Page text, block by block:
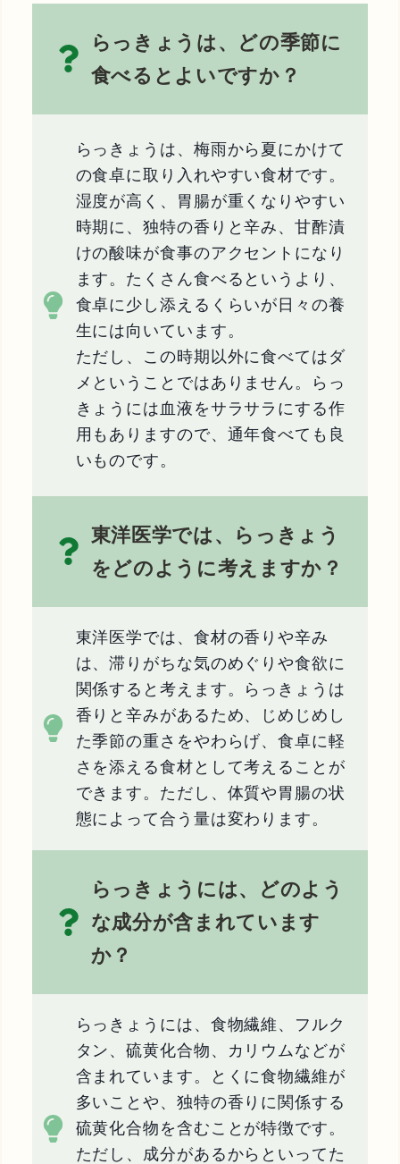
らっきょうは、どの季節に
食べるとよいですか？
らっきょうは、梅雨から夏にかけて
の食卓に取り入れやすい食材です。
湿度が高く、胃腸が重くなりやすい
時期に、独特の香りと辛み、甘酢漬
けの酸味が食事のアクセントになり
ます。たくさん食べるというより、
食卓に少し添えるくらいが日々の養
生には向いています。
ただし、この時期以外に食べてはダ
メということではありません。らっ
きょうには血液をサラサラにする作
用もありますので、通年食べても良
いものです。
東洋医学では、らっきょう
をどのように考えますか？
東洋医学では、食材の香りや辛み
は、滞りがちな気のめぐりや食欲に
関係すると考えます。らっきょうは
香りと辛みがあるため、じめじめし
た季節の重さをやわらげ、食卓に軽
さを添える食材として考えることが
できます。ただし、体質や胃腸の状
態によって合う量は変わります。
らっきょうには、どのよう
な成分が含まれています
か？
らっきょうには、食物繊維、フルク
タン、硫黄化合物、カリウムなどが
含まれています。とくに食物繊維が
多いことや、独特の香りに関係する
硫黄化合物を含むことが特徴です。
ただし、成分があるからといってた